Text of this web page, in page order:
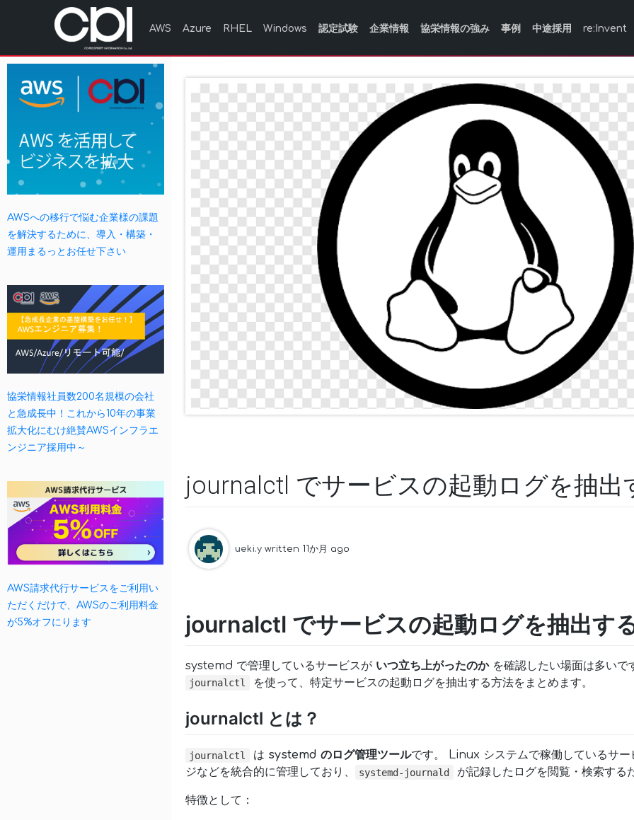
AWS Azure RHEL Windows 認定試験 企業情報 協栄情報の強み 事例 中途採用 re:Invent
AWSへの移行で悩む企業様の課題
を解決するために、導入・構築・
運用まるっとお任せ下さい
協栄情報社員数200名規模の会社
と急成長中！これから10年の事業
拡大化にむけ絶賛AWSインフラエ
ンジニア採用中～
AWS請求代行サービスをご利用い
ただくだけで、AWSのご利用料金
が5%オフにります
journalctl でサービスの起動ログを抽出
ueki.y written 11か月 ago
journalctl でサービスの起動ログを抽出す
systemd で管理しているサービスが いつ立ち上がったのかを確認したい場面は多いで
journalctl を使って、特定サービスの起動ログを抽出する方法をまとめます。
journalctl とは？
journalctl は systemd のログ管理ツールです。 Linux システムで稼働しているサー
ジなどを統合的に管理しており、
systemd-journald が記録したログを閲覧・検索する
特徴として：